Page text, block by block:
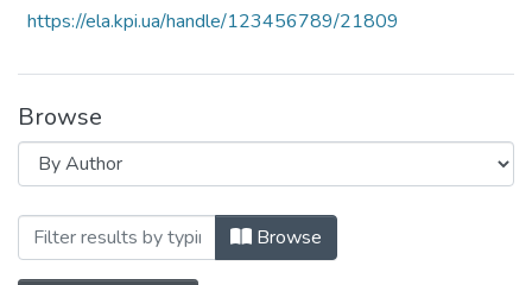
https://ela.kpi.ua/handle/123456789/21809
Browse
Browsing Бакалаврські роботи
Browse